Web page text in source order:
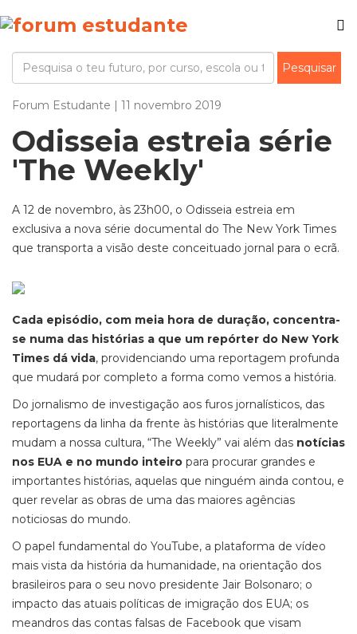
Forum Estudante | 11 novembro 2019
Odisseia estreia série
'The Weekly'
A 12 de novembro, às 23h00, o Odisseia estreia em
exclusiva a nova série documental do The New York Times
que transporta a visão deste conceituado jornal para o ecrã.
Cada episódio, com meia hora de duração, concentra-
se numa das histórias a que um repórter do New York
Times dá vida, providenciando uma reportagem profunda
que mudará por completo a forma como vemos a história.
Do jornalismo de investigação aos furos jornalísticos, das
reportagens da linha da frente às histórias que literalmente
mudam a nossa cultura, “The Weekly” vai além das notícias
nos EUA e no mundo inteiro para procurar grandes e
importantes histórias, aquelas que ninguém ainda contou, e
quer revelar as obras de uma das maiores agências
noticiosas do mundo.
O papel fundamental do YouTube, a plataforma de vídeo
mais vista da história da humanidade, na orientação dos
brasileiros para o seu novo presidente Jair Bolsonaro; o
impacto das atuais políticas de imigração dos EUA; os
meandros das contas falsas de Facebook que visam